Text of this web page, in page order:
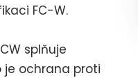
FC-W.
splňuje
je ochrana proti